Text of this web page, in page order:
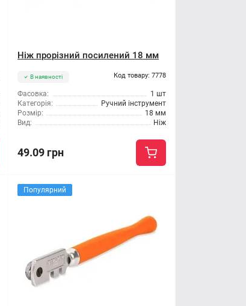
Ніж прорізний посилений 18 мм
В наявності Код товару: 7778
Фасовка:
1 шт
Категорія:
Ручний інструмент
Розмір:
18 мм
Вид:
Ніж
49.09 грн
Популярний